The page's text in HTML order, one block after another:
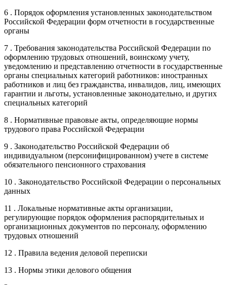
6 . Порядок оформления установленных законодательством
Российской Федерации форм отчетности в государственные
органы
7 . Требования законодательства Российской Федерации по
оформлению трудовых отношений, воинскому учету,
уведомлению и представлению отчетности в государственные
органы специальных категорий работников: иностранных
работников и лиц без гражданства, инвалидов, лиц, имеющих
гарантии и льготы, установленные законодательно, и других
специальных категорий
8 . Нормативные правовые акты, определяющие нормы
трудового права Российской Федерации
9 . Законодательство Российской Федерации об
индивидуальном (персонифицированном) учете в системе
обязательного пенсионного страхования
10 . Законодательство Российской Федерации о персональных
данных
11 . Локальные нормативные акты организации,
регулирующие порядок оформления распорядительных и
организационных документов по персоналу, оформлению
трудовых отношений
12 . Правила ведения деловой переписки
13 . Нормы этики делового общения